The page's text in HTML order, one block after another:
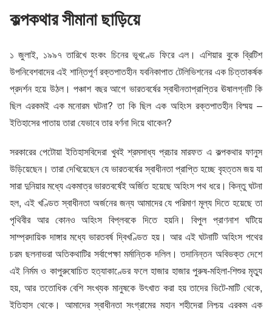
কল্পকথার সীমানা ছাড়িয়ে
১ জুলাই, ১৯৯৭ তারিখে হংকং চিনের ভূখণ্ডে ফিরে এল। এশিয়ার বুকে ব্রিটিশ
উপনিবেশবাদের এই শান্তিপূর্ণ রক্তপাতহীন যবনিকাপাত টেলিভিশনের এক চিত্তাকর্ষক
প্রদর্শন হয়ে উঠল। পঞ্চাশ বছর আগে ভারতবর্ষের স্বাধীনতাপ্রাপ্তির ঊষালগ্নটি কি
ছিল এরকমই এক মনোরম ঘটনা? তা কি ছিল এক অহিংস রক্তপাতহীন বিস্ময় –
ইতিহাসের পাতায় তারা যেভাবে তার বর্ণনা দিয়ে থাকেন?
সরকারের পেটোয়া ইতিহাসবিদেরা খুবই শ্রমসাধ্য প্রচার মারফত এ কল্পকথার ফানুস
উড়িয়েছেন। তারা দেখিয়েছেন যে ভারতবর্ষের স্বাধীনতা প্রাপ্তি হচ্ছে বৃহত্তম জয় যা
সারা দুনিয়ার মধ্যে একমাত্র ভারতবর্ষেই অর্জিত হয়েছে অহিংস পথ ধরে। কিন্তু ঘটনা
হল, এই খণ্ডিত স্বাধীনতা অর্জনের জন্য আমাদের যে পরিমাণ মূল্য দিতে হয়েছে তা
পৃথিবীর আর কোনও অহিংস বিপ্লবকে দিতে হয়নি। বিপুল প্রাণনাশ ঘটিয়ে
সাম্প্রদায়িক দাঙ্গার মধ্যে ভারতবর্ষ দ্বিখণ্ডিত হয়। আর এই ঘটনাটি অহিংস পথের
চরম ছলনাভরা অতিকথাটির সর্বাপেক্ষা মর্মান্তিক দলিল। তদানিন্তন অবিভক্ত দেশে
এই নির্মম ও কাপুরুষোচিত হত্যাকাণ্ডের ফলে হাজার হাজার পুরুষ-মহিলা-শিশুর মৃত্যু
হয়, আর ততোধিক বেশি সংখ্যক মানুষকে উৎখাত করা হয় তাদের ভিটে-মাটি থেকে,
ইতিহাস থেকে। আমাদের স্বাধীনতা সংগ্রামের মহান শহীদেরা নিশ্চয় এরকম এক